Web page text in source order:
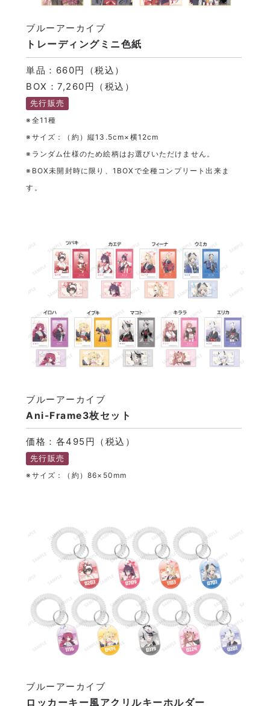
トレーディングミニ色紙
ブルーアーカイブ
単品：660円（税込）
BOX：7,260円（税込）
先行販売
※全11種
※サイズ：（約）縦13.5cm×横12cm
※ランダム仕様のため絵柄はお選びいただけません。
※BOX未開封時に限り、1BOXで全種コンプリート出来ま
す。
Ani-Frame3枚セット
ブルーアーカイブ
価格：各495円（税込）
先行販売
※サイズ：（約）86×50mm
ロッカーキー風アクリルキーホルダー
ブルーアーカイブ